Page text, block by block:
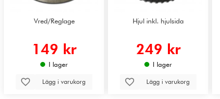
Vred/Reglage
149 kr
I lager
Lägg i varukorg
Hjul inkl. hjulsida
249 kr
I lager
Lägg i varukorg